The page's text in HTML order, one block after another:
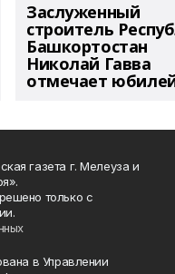
Заслуженный
строитель
Башкортостан
Николай Гавва
отмечает
газета г. Мелеуза и
только с
в Управлении